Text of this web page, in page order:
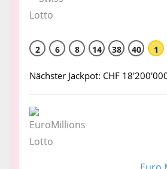
2 6 8 14 38 40 1
Nächster Jackpot: CHF